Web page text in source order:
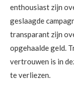
enthousiast zijn
geslaagde
transparant zijn
opgehaalde geld.
vertrouwen is in
te verliezen.